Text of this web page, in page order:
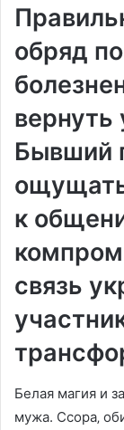
обряд
вернуть
Бывший
к
связь
Белая магия и
мужа. Ссора‚